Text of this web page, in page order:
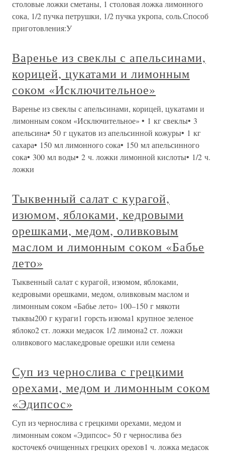
столовые ложки сметаны, 1 столовая ложка лимонного
сока, 1/2 пучка петрушки, 1/2 пучка укропа, соль.Способ
приготовления:У
Варенье из свеклы с апельсинами,
корицей, цукатами и лимонным
соком «Исключительное»
Варенье из свеклы с апельсинами, корицей, цукатами и
лимонным соком «Исключительное» • 1 кг свеклы• 3
апельсина• 50 г цукатов из апельсинной кожуры• 1 кг
сахара• 150 мл лимонного сока• 150 мл апельсинного
сока• 300 мл воды• 2 ч. ложки лимонной кислоты• 1/2 ч.
ложки
Тыквенный салат с курагой,
изюмом, яблоками, кедровыми
орешками, медом, оливковым
маслом и лимонным соком «Бабье
лето»
Тыквенный салат с курагой, изюмом, яблоками,
кедровыми орешками, медом, оливковым маслом и
лимонным соком «Бабье лето» 100–150 г мякоти
тыквы200 г кураги1 горсть изюма1 крупное зеленое
яблоко2 ст. ложки медасок 1/2 лимона2 ст. ложки
оливкового маслакедровые орешки или семена
Суп из чернослива с грецкими
орехами, медом и лимонным соком
«Эдипсос»
Суп из чернослива с грецкими орехами, медом и
лимонным соком «Эдипсос» 50 г чернослива без
косточек6 очищенных грецких орехов1 ч. ложка медасок